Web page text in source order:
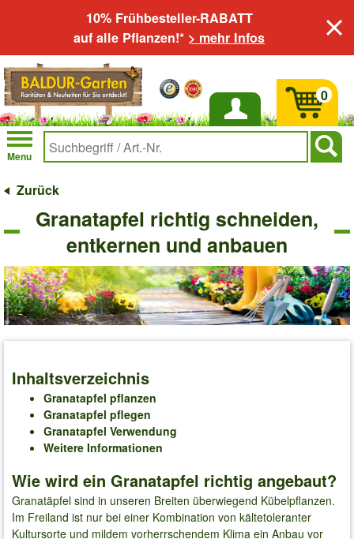
10% Frühbesteller-RABATT
auf alle Pflanzen!* > mehr Infos
Anmelden
Menu
0
Zurück
Granatapfel richtig schneiden,
entkernen und anbauen
Inhaltsverzeichnis
Granatapfel pflanzen
Granatapfel pflegen
Granatapfel Verwendung
Weitere Informationen
Wie wird ein Granatapfel richtig angebaut?
Granatäpfel sind in unseren Breiten überwiegend Kübelpflanzen.
Im Freiland ist nur bei einer Kombination von kältetoleranter
Kultursorte und mildem vorherrschendem Klima ein Anbau vor